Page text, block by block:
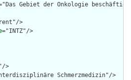
Gebiet der Onkologie
>
="INTZ"/>
>
Schmerzmedizin"/>